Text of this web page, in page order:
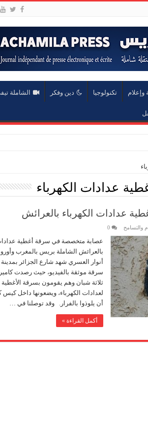
وإعلام تكنولوجيا دين وفكر الشاملة
عدادات الكهرباء
عدادات الكهرباء بالعرائش
0
عصابة متخصصة في سرقة أغطية عدادات
بالعرائش الشاملة بريس بالمغرب
أنوار العسري شهد شارع الجزائر
سرقة موثقة بالفيديو، حيث رصدت
ثلاثة شبان وهم يقومون بسرقة الأغطية
لعدادات الكهرباء، ويضعونها داخل
أن يلوذوا بالفرار. وقد توصلنا في …
أكمل القراءة »